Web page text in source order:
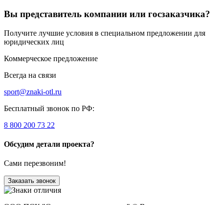
Вы представитель компании или госзаказчика?
Получите лучшие условия в специальном предложении для
юридических лиц
Коммерческое предложение
Всегда на связи
sport@znaki-otl.ru
Бесплатный звонок по РФ:
8 800 200 73 22
Обсудим детали проекта?
Сами перезвоним!
Заказать звонок